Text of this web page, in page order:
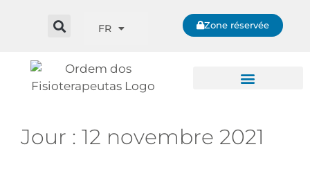
FR Zone réservée
Jour : 12 novembre 2021